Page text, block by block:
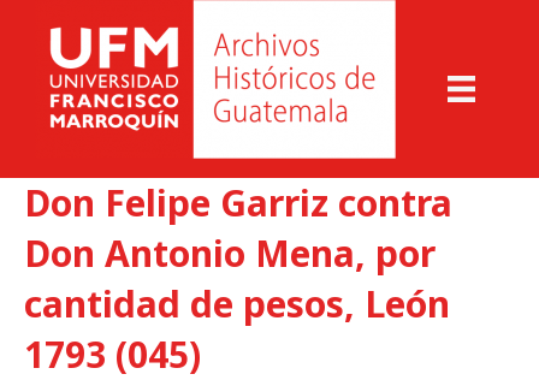
Don Felipe Garriz contra
Don Antonio Mena, por
cantidad de pesos, León
1793 (045)